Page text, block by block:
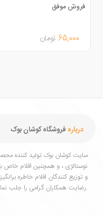
موفق
65,000تومان
فروشگاه کوشان بوک
کوشان بوک تولید کننده محصولات
، و همچنین اقلام خاص با فی
کنندگان اقلام خاطره برانگیز